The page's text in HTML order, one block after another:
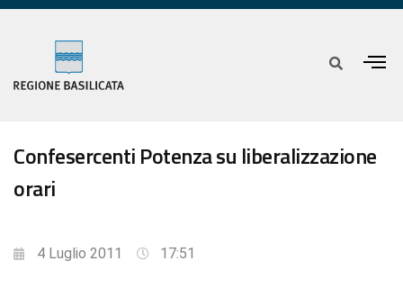
Confesercenti Potenza su liberalizzazione
orari
4 Luglio 2011 17:51